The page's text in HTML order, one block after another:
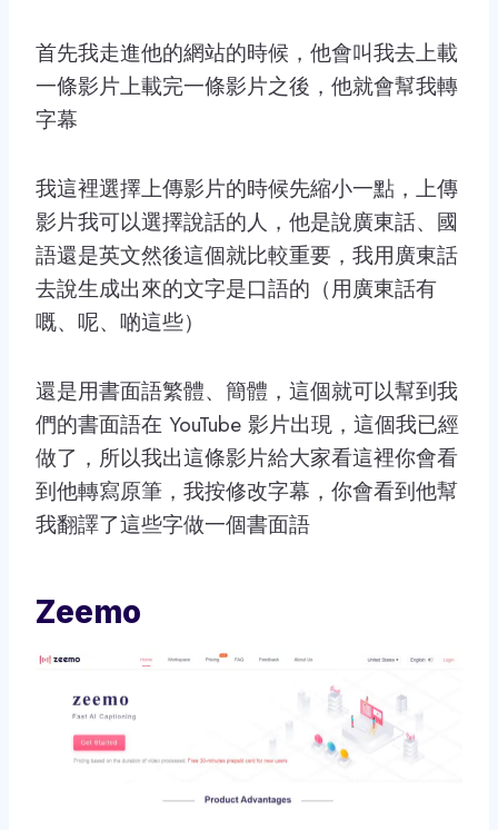
首先我走進他的網站的時候，他會叫我去上載
一條影片上載完一條影片之後，他就會幫我轉
字幕
我這裡選擇上傳影片的時候先縮小一點，上傳
影片我可以選擇說話的人，他是說廣東話、國
語還是英文然後這個就比較重要，我用廣東話
去說生成出來的文字是口語的（用廣東話有
嘅、呢、啲這些）
還是用書面語繁體、簡體，這個就可以幫到我
們的書面語在 YouTube 影片出現，這個我已經
做了，所以我出這條影片給大家看這裡你會看
到他轉寫原筆，我按修改字幕，你會看到他幫
我翻譯了這些字做一個書面語
Zeemo